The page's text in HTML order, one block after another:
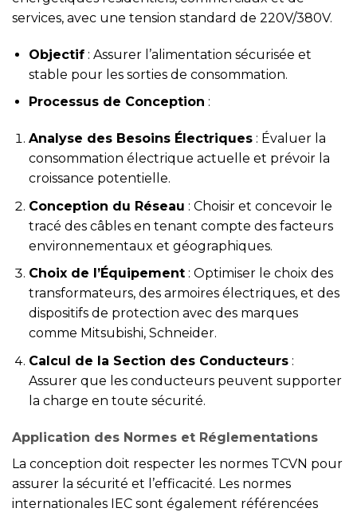
services, avec une tension standard de 220V/380V.
Objectif: Assurer l’alimentation sécurisée et
stable pour les sorties de consommation.
Processus de Conception :
Analyse des Besoins Électriques: Évaluer la
consommation électrique actuelle et prévoir la
croissance potentielle.
Conception du Réseau : Choisir et concevoir le
tracé des câbles en tenant compte des facteurs
environnementaux et géographiques.
Choix de l’Équipement: Optimiser le choix des
transformateurs, des armoires électriques, et des
dispositifs de protection avec des marques
comme Mitsubishi, Schneider.
Calcul de la Section des Conducteurs:
Assurer que les conducteurs peuvent supporter
la charge en toute sécurité.
Application des Normes et Réglementations
La conception doit respecter les normes TCVN pour
assurer la sécurité et l’efficacité. Les normes
internationales IEC sont également référencées